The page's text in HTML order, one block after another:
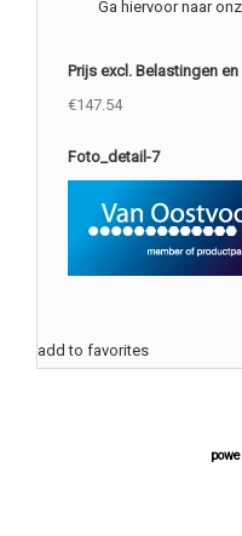
Ga hiervoor naar
Prijs excl. Belastingen en
€147.54
Foto_detail-7
add to favorites